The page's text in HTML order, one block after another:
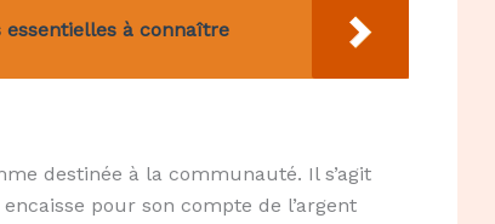
à connaître
destinée à la communauté. Il s’agit
pour son compte de l’argent